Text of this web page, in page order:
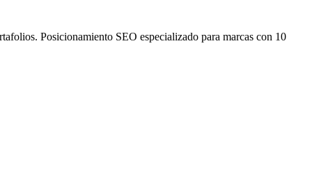
Posicionamiento SEO especializado para marcas con 10